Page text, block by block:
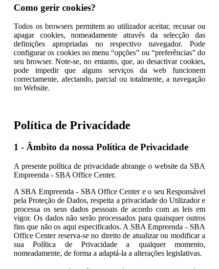
Como gerir cookies?
Todos os browsers permitem ao utilizador aceitar, recusar ou
apagar cookies, nomeadamente através da selecção das
definições apropriadas no respectivo navegador. Pode
configurar os cookies no menu “opções” ou “preferências” do
seu browser. Note-se, no entanto, que, ao desactivar cookies,
pode impedir que alguns serviços da web funcionem
correctamente, afectando, parcial ou totalmente, a navegação
no Website.
Política de Privacidade
1 - Âmbito da nossa Política de Privacidade
A presente política de privacidade abrange o website da SBA
Empreenda - SBA Office Center.
A SBA Empreenda - SBA Office Center e o seu Responsável
pela Proteção de Dados, respeita a privacidade do Utilizador e
processa os seus dados pessoais de acordo com as leis em
vigor. Os dados não serão processados para quaisquer outros
fins que não os aqui especificados. A SBA Empreenda - SBA
Office Center reserva-se no direito de atualizar ou modificar a
sua Política de Privacidade a qualquer momento,
nomeadamente, de forma a adaptá-la a alterações legislativas.